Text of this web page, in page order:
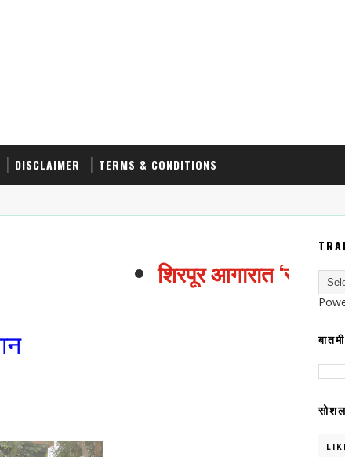
DISCLAIMER TERMS & CONDITIONS
शिरपूर आगारात